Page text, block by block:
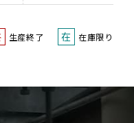
生産終了 在 在庫限り